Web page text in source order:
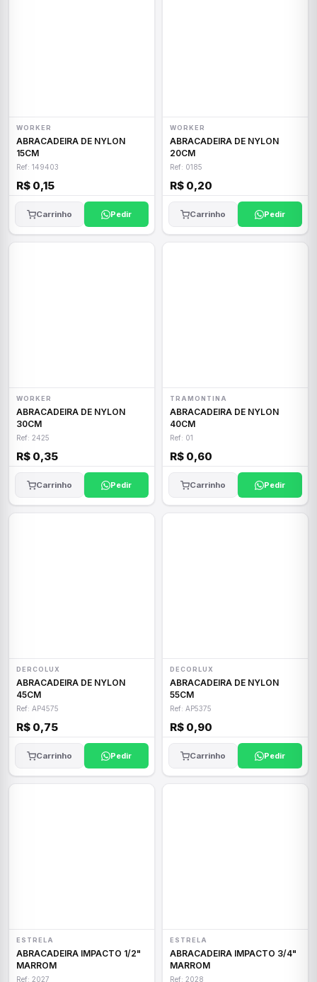
WORKER
ABRACADEIRA DE NYLON
15CM
Ref: 149403
R$ 0,15
Carrinho Pedir
WORKER
ABRACADEIRA DE NYLON
20CM
Ref: 0185
R$ 0,20
Carrinho Pedir
WORKER
ABRACADEIRA DE NYLON
30CM
Ref: 2425
R$ 0,35
Carrinho Pedir
TRAMONTINA
ABRACADEIRA DE NYLON
40CM
Ref: 01
R$ 0,60
Carrinho Pedir
DERCOLUX
ABRACADEIRA DE NYLON
45CM
Ref: AP4575
R$ 0,75
Carrinho Pedir
DECORLUX
ABRACADEIRA DE NYLON
55CM
Ref: AP5375
R$ 0,90
Carrinho Pedir
ESTRELA
ABRACADEIRA IMPACTO 1/2"
MARROM
Ref: 2027
ESTRELA
ABRACADEIRA IMPACTO 3/4"
MARROM
Ref: 2028